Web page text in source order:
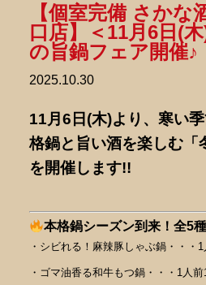
2025.10.30
【個室完備 さかな
口店】＜11月6日(
の旨鍋フェア開催♪
11月6日(木)より、 寒い
格鍋と旨い酒を楽しむ「
を開催します!!
本格鍋シーズン到来！全5
・シビれる！麻辣豚しゃぶ鍋・・・
・ゴマ油香る和牛もつ鍋・・・1人前